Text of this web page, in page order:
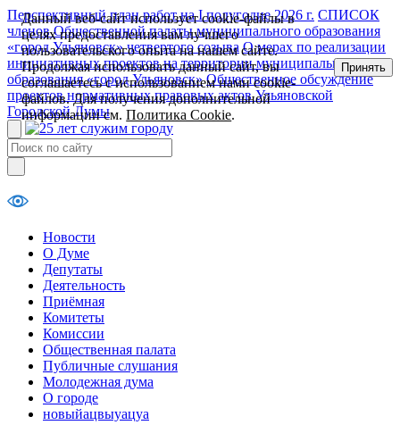
Перспективный план работ на I полугодие 2026 г. СПИСОК
членов Общественной палаты муниципального образования
«город Ульяновск» четвертого созыва О мерах по реализации
инициативных проектов на территории муниципального
образования «город Ульяновск» Общественное обсуждение
проектов нормативных правовых актов Ульяновской
Городской Думы
Новости
О Думе
Депутаты
Деятельность
Приёмная
Комитеты
Комиссии
Общественная палата
Публичные слушания
Молодежная дума
О городе
новыйацвыуацуа
Данный веб-сайт использует cookie-файлы в
целях предоставления вам лучшего
пользовательского опыта на нашем сайте.
Продолжая использовать данный сайт, вы
соглашаетесь с использованием нами cookie-
файлов. Для получения дополнительной
информации см.Политика Cookie.
Принять